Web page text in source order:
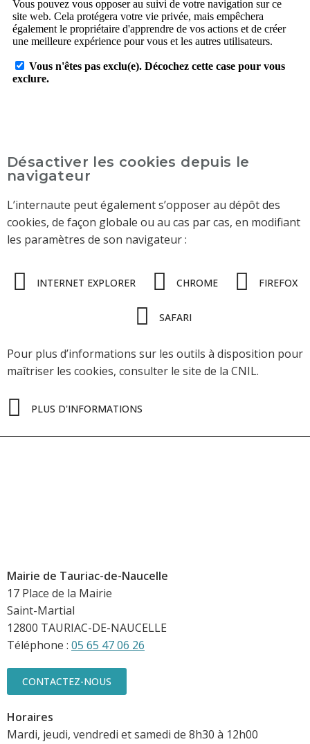
Désactiver les cookies depuis le
navigateur
L’internaute peut également s’opposer au dépôt des
cookies, de façon globale ou au cas par cas, en modifiant
les paramètres de son navigateur :
INTERNET EXPLORER CHROME FIREFOX
SAFARI
Pour plus d’informations sur les outils à disposition pour
maîtriser les cookies, consulter le site de la CNIL.
PLUS D'INFORMATIONS
Mairie de Tauriac-de-Naucelle
17 Place de la Mairie
Saint-Martial
12800 TAURIAC-DE-NAUCELLE
Téléphone : 05 65 47 06 26
CONTACTEZ-NOUS
Horaires
Mardi, jeudi, vendredi et samedi de 8h30 à 12h00